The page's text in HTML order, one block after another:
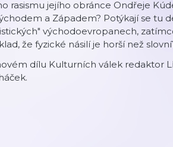
rasismu jejího obránce Ondřeje
a Západem? Potýkají se tu
východoevropanech,
že fyzické násilí je horší než
dílu Kulturních válek redaktor